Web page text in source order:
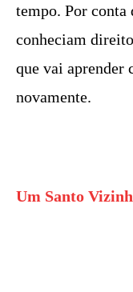
tempo. Por
conheciam
que vai aprender
novamente.
Um Santo